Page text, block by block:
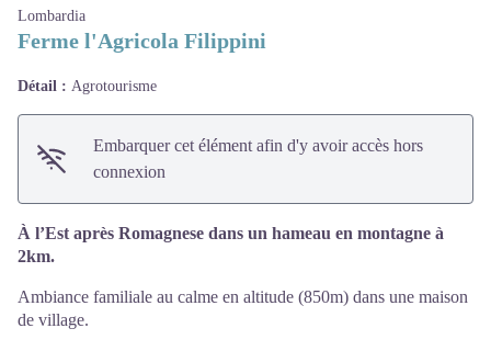
Lombardia
Ferme l'Agricola Filippini
Détail : Agrotourisme
Embarquer cet élément afin d'y avoir accès hors
connexion
À l’Est après Romagnese dans un hameau en montagne à
2km.
Ambiance familiale au calme en altitude (850m) dans une maison
de village.